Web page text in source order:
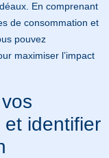
En comprenant
de consommation et
pouvez
maximiser l’impact
identifier